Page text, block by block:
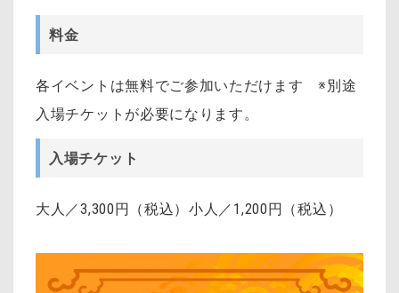
料金
各イベントは無料でご参加いただけます ※別途
入場チケットが必要になります。
入場チケット
大人／3,300円（税込）小人／1,200円（税込）